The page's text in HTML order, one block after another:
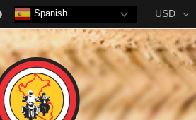
Spanish USD